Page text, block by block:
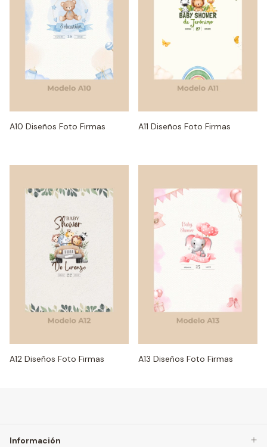
A10 Diseños Foto Firmas A11 Diseños Foto Firmas
A12 Diseños Foto Firmas A13 Diseños Foto Firmas
Información